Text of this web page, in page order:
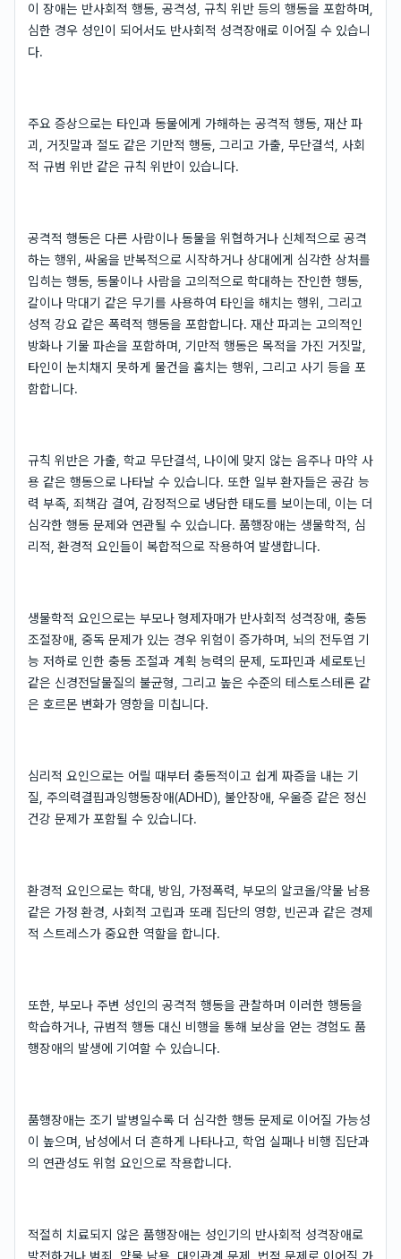
이 장애는 반사회적 행동, 공격성, 규칙 위반 등의 행동을 포함하며,
심한 경우 성인이 되어서도 반사회적 성격장애로 이어질 수 있습니
다.
주요 증상으로는 타인과 동물에게 가해하는 공격적 행동, 재산 파
괴, 거짓말과 절도 같은 기만적 행동, 그리고 가출, 무단결석, 사회
적 규범 위반 같은 규칙 위반이 있습니다.
공격적 행동은 다른 사람이나 동물을 위협하거나 신체적으로 공격
하는 행위, 싸움을 반복적으로 시작하거나 상대에게 심각한 상처를
입히는 행동, 동물이나 사람을 고의적으로 학대하는 잔인한 행동,
칼이나 막대기 같은 무기를 사용하여 타인을 해치는 행위, 그리고
성적 강요 같은 폭력적 행동을 포함합니다. 재산 파괴는 고의적인
방화나 기물 파손을 포함하며, 기만적 행동은 목적을 가진 거짓말,
타인이 눈치채지 못하게 물건을 훔치는 행위, 그리고 사기 등을 포
함합니다.
규칙 위반은 가출, 학교 무단결석, 나이에 맞지 않는 음주나 마약 사
용 같은 행동으로 나타날 수 있습니다. 또한 일부 환자들은 공감 능
력 부족, 죄책감 결여, 감정적으로 냉담한 태도를 보이는데, 이는 더
심각한 행동 문제와 연관될 수 있습니다. 품행장애는 생물학적, 심
리적, 환경적 요인들이 복합적으로 작용하여 발생합니다.
생물학적 요인으로는 부모나 형제자매가 반사회적 성격장애, 충동
조절장애, 중독 문제가 있는 경우 위험이 증가하며, 뇌의 전두엽 기
능 저하로 인한 충동 조절과 계획 능력의 문제, 도파민과 세로토닌
같은 신경전달물질의 불균형, 그리고 높은 수준의 테스토스테론 같
은 호르몬 변화가 영향을 미칩니다.
심리적 요인으로는 어릴 때부터 충동적이고 쉽게 짜증을 내는 기
질, 주의력결핍과잉행동장애(ADHD), 불안장애, 우울증 같은 정신
건강 문제가 포함될 수 있습니다.
환경적 요인으로는 학대, 방임, 가정폭력, 부모의 알코올/약물 남용
같은 가정 환경, 사회적 고립과 또래 집단의 영향, 빈곤과 같은 경제
적 스트레스가 중요한 역할을 합니다.
또한, 부모나 주변 성인의 공격적 행동을 관찰하며 이러한 행동을
학습하거나, 규범적 행동 대신 비행을 통해 보상을 얻는 경험도 품
행장애의 발생에 기여할 수 있습니다.
품행장애는 조기 발병일수록 더 심각한 행동 문제로 이어질 가능성
이 높으며, 남성에서 더 흔하게 나타나고, 학업 실패나 비행 집단과
의 연관성도 위험 요인으로 작용합니다.
적절히 치료되지 않은 품행장애는 성인기의 반사회적 성격장애로
발전하거나 범죄, 약물 남용, 대인관계 문제, 법적 문제로 이어질 가